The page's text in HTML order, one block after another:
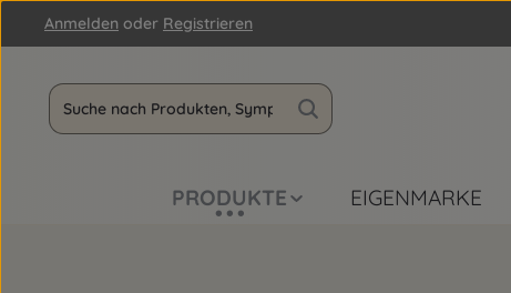
Hauptinhalt springen
Zur Suche springen
Zur Hauptnavigation springen
Anmelden oder Registrieren
PRODUKTE EIGENMARKE